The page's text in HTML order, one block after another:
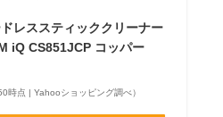
レススティッククリーナー
iQ CS851JCP コッパー
時点 | Yahooショッピング調べ）